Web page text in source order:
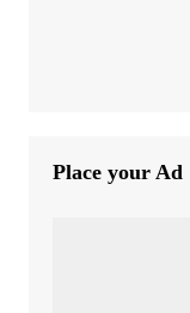
Place your Ad